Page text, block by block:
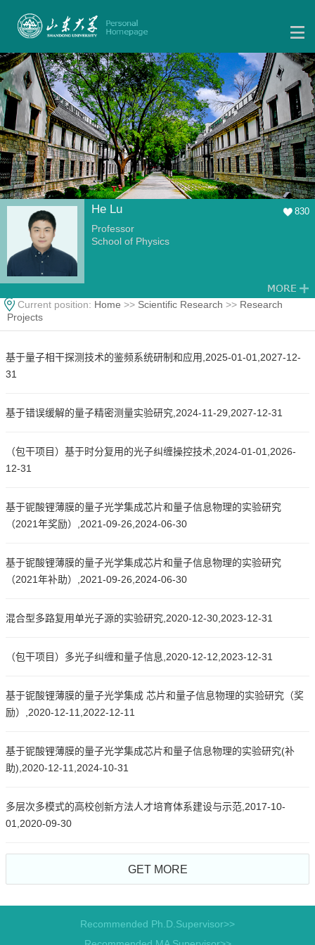
He Lu 830
Professor
School of Physics
Current position: Home >> Scientific Research >> Research
Projects
基于量子相干探测技术的鉴频系统研制和应用,2025-01-01,2027-12-
31
基于错误缓解的量子精密测量实验研究,2024-11-29,2027-12-31
（包干项目）基于时分复用的光子纠缠操控技术,2024-01-01,2026-
12-31
基于铌酸锂薄膜的量子光学集成芯片和量子信息物理的实验研究
（2021年奖励）,2021-09-26,2024-06-30
基于铌酸锂薄膜的量子光学集成芯片和量子信息物理的实验研究
（2021年补助）,2021-09-26,2024-06-30
混合型多路复用单光子源的实验研究,2020-12-30,2023-12-31
（包干项目）多光子纠缠和量子信息,2020-12-12,2023-12-31
基于铌酸锂薄膜的量子光学集成 芯片和量子信息物理的实验研究（奖
励）,2020-12-11,2022-12-11
基于铌酸锂薄膜的量子光学集成芯片和量子信息物理的实验研究(补
助),2020-12-11,2024-10-31
多层次多模式的高校创新方法人才培育体系建设与示范,2017-10-
01,2020-09-30
GET MORE
Recommended Ph.D.Supervisor>>